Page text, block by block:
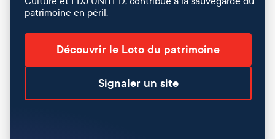
patrimoine en péril.
Découvrir le Loto du patrimoine
Signaler un site